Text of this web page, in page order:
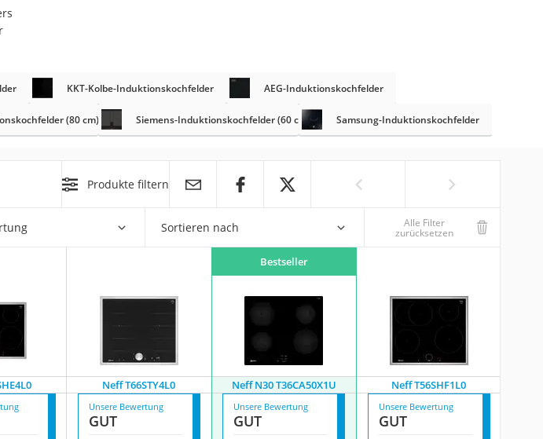
KKT-Kolbe-Induktionskochfelder AEG-Induktionskochfelder
(80 cm) Siemens-Induktionskochfelder (60 cm) Samsung-Induktionskochfelder
Produkte filtern
Sortieren nach Alle Filter
zurücksetzen
Bestseller
Neff T66STY4L0 Neff N30 T36CA50X1U
Neff T56SHF1L0
Unsere Bewertung
GUT
Unsere Bewertung
GUT
Unsere Bewertung
GUT